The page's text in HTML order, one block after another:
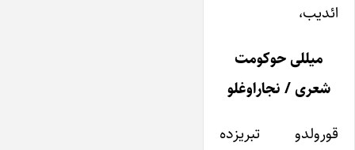
ائدیب،
میللی حوکومت
شعری / نجاراوغلو
قورولدو تبریزده